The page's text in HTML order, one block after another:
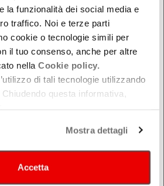
la funzionalità dei social media e
traffico. Noi e terze parti
cookie o tecnologie simili per
il tuo consenso, anche per altre
nella Cookie policy.
di tali tecnologie utilizzando
questa informativa,
Mostra dettagli
Accetta